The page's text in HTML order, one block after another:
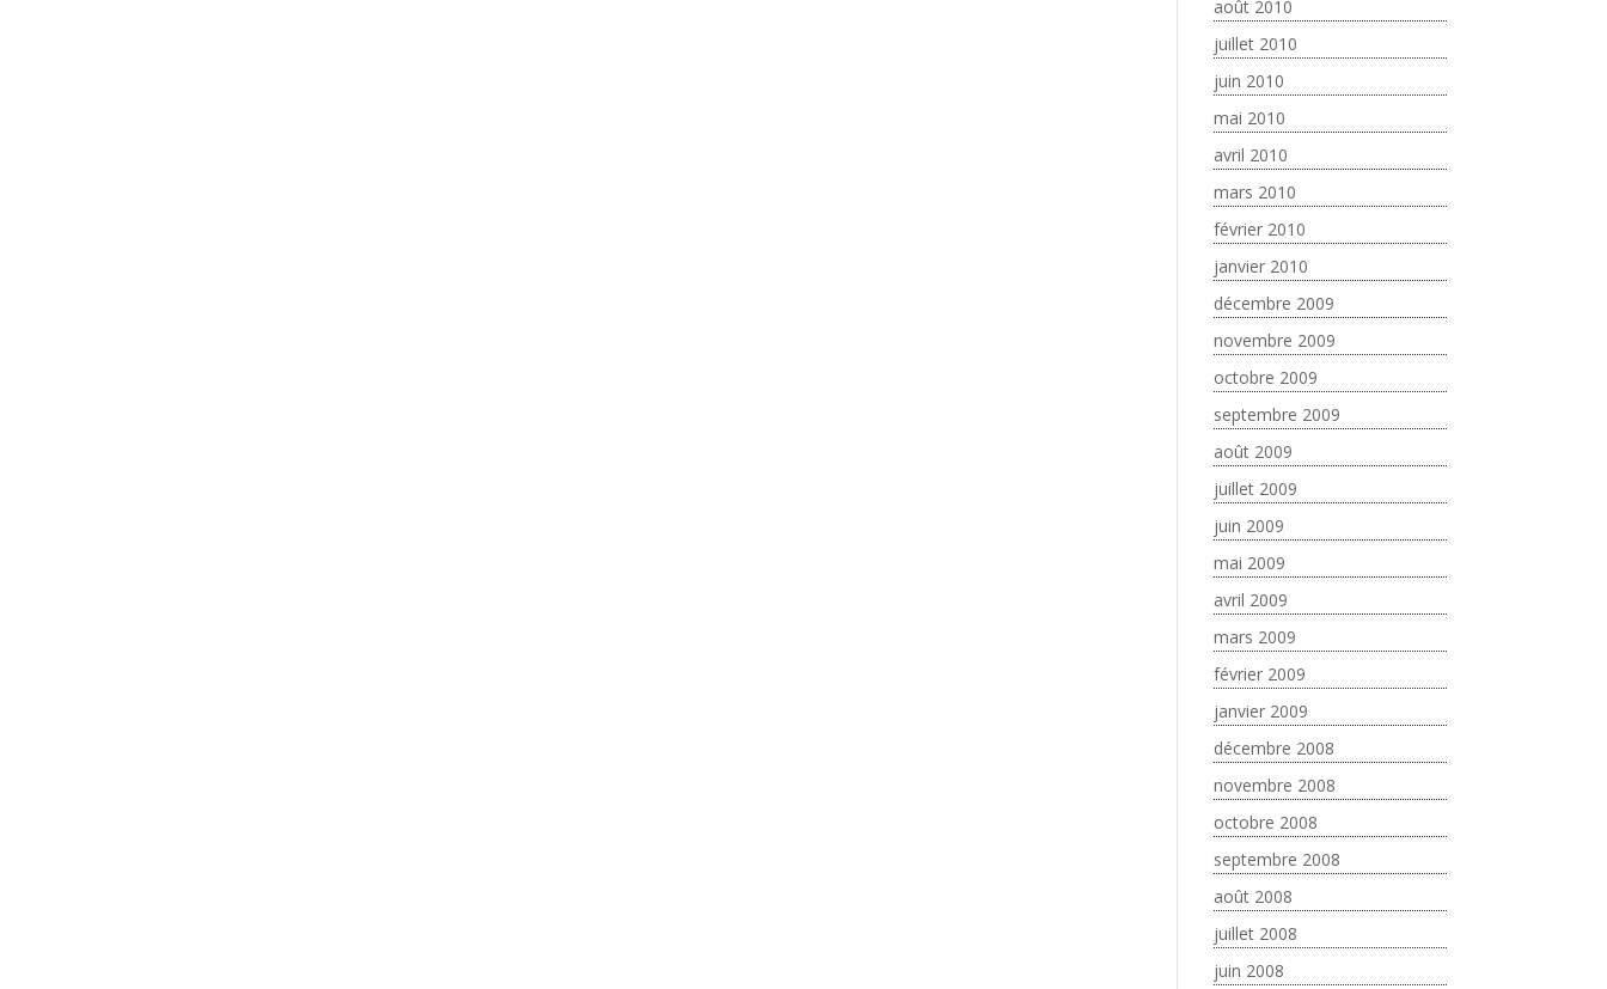
août 2010
juillet 2010
juin 2010
mai 2010
avril 2010
mars 2010
février 2010
janvier 2010
décembre 2009
novembre 2009
octobre 2009
septembre 2009
août 2009
juillet 2009
juin 2009
mai 2009
avril 2009
mars 2009
février 2009
janvier 2009
décembre 2008
novembre 2008
octobre 2008
septembre 2008
août 2008
juillet 2008
juin 2008